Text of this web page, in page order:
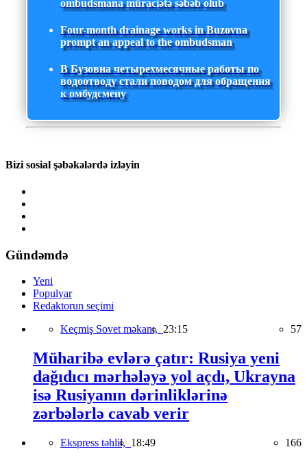
ombudsmana müraciətə səbəb olub
Four-month drainage works in Buzovna
prompt an appeal to the ombudsman
В Бузовна четырехмесячные работы по
водоотводу стали поводом для обращения
к омбудсмену
Bizi sosial şəbəkələrdə izləyin
Gündəmdə
Yeni
Populyar
Redaktorun seçimi
Keçmiş Sovet məkanı, 23:15 57
Müharibə evlərə çatır: Rusiya yeni
dağıdıcı mərhələyə yol açdı, Ukrayna
isə Rusiyanın dərinliklərinə
zərbələrlə cavab verir
Ekspress təhlil, 18:49 166